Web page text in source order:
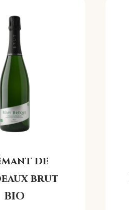
de
brut
BIO